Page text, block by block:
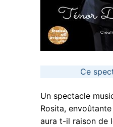
Ce
Un spectacle
Rosita,
aura t-il raison de